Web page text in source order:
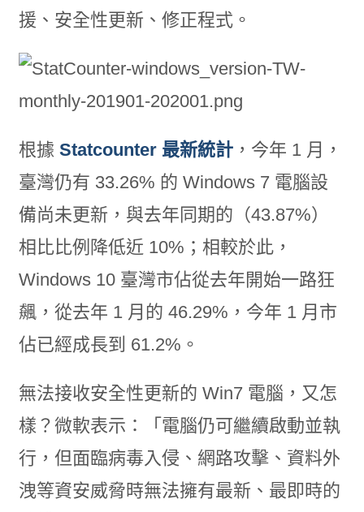
援、安全性更新、修正程式。
根據 Statcounter 最新統計，今年 1 月，
臺灣仍有 33.26% 的 Windows 7 電腦設
備尚未更新，與去年同期的（43.87%）
相比比例降低近 10%；相較於此，
Windows 10 臺灣市佔從去年開始一路狂
飆，從去年 1 月的 46.29%，今年 1 月市
佔已經成長到 61.2%。
無法接收安全性更新的 Win7 電腦，又怎
樣？微軟表示：「電腦仍可繼續啟動並執
行，但面臨病毒入侵、網路攻擊、資料外
洩等資安威脅時無法擁有最新、最即時的